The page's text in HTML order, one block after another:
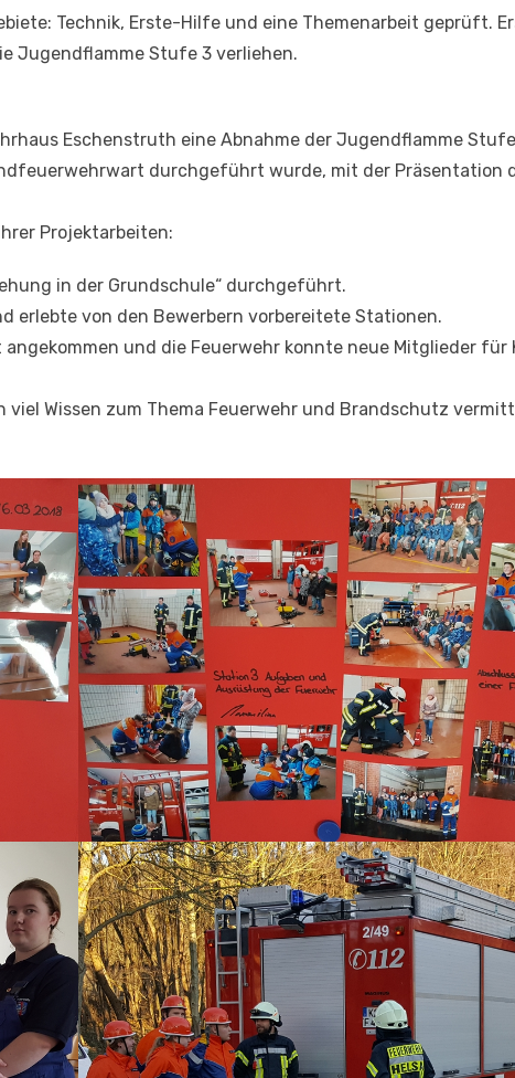
Technik, Erste-Hilfe und eine Themenarbeit geprüft.
Jugendflamme Stufe 3 verliehen.
Eschenstruth eine Abnahme der Jugendflamme
durchgeführt wurde, mit der Präsentation
Projektarbeiten:
in der Grundschule“ durchgeführt.
erlebte von den Bewerbern vorbereitete Stationen.
und die Feuerwehr konnte neue Mitglieder für
viel Wissen zum Thema Feuerwehr und Brandschutz